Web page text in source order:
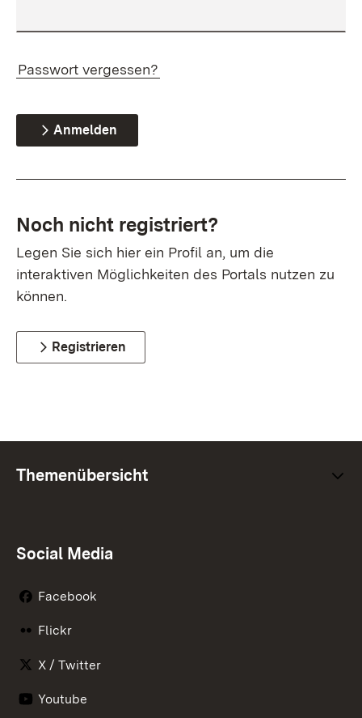
Passwort vergessen?
Anmelden
Noch nicht registriert?
Legen Sie sich hier ein Profil an, um die
interaktiven Möglichkeiten des Portals nutzen zu
können.
Registrieren
Themenübersicht
Social Media
Facebook
Flickr
X / Twitter
Youtube